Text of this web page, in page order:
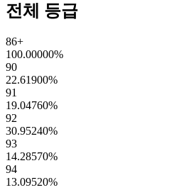
전체 등급
86+
100.00000%
90
22.61900%
91
19.04760%
92
30.95240%
93
14.28570%
94
13.09520%